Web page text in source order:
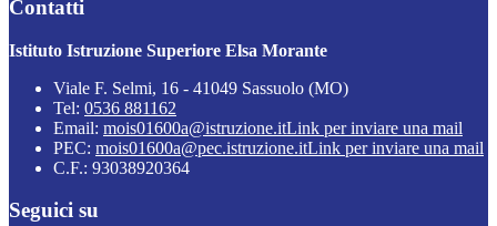
Contatti
Istituto Istruzione Superiore Elsa Morante
Viale F. Selmi, 16 - 41049 Sassuolo (MO)
Tel: 0536 881162
Email: mois01600a@istruzione.itLink per inviare una mail
PEC: mois01600a@pec.istruzione.itLink per inviare una mail
C.F.: 93038920364
Seguici su